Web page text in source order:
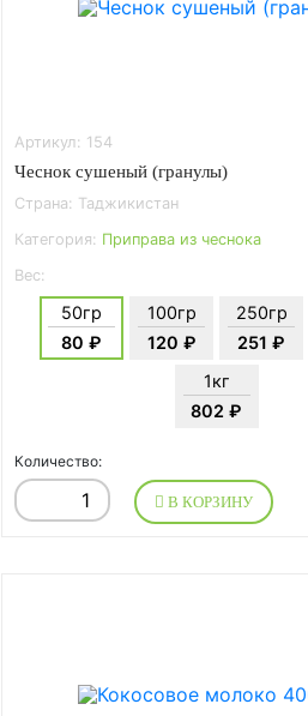
Артикул: 154
Чеснок сушеный (гранулы)
Страна: Таджикистан
Категория: Приправа из чеснока
Вес:
50гр
80 ₽
100гр
120 ₽
250гр
251 ₽
1кг
802 ₽
Количество:
В КОРЗИНУ